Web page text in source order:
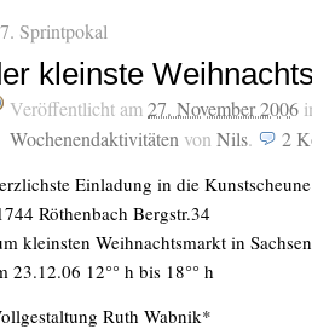
7. Sprintpokal
kleinste
Veröffentlicht am 27. November 2006
Wochenendaktivitäten von Nils. 2
Einladung in die
Röthenbach Bergstr.34
kleinsten Weihnachtsmarkt in Sachsen
23.12.06 12°° h bis 18°° h
Ruth Wabnik*